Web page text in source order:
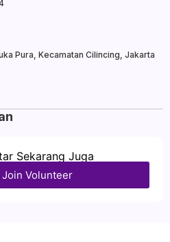
Pura, Kecamatan Cilincing, Jakarta
Sekarang Juga
Join Volunteer